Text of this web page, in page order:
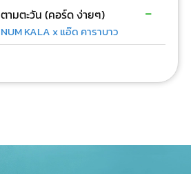
ตามตะวัน (คอร์ด ง่ายๆ)
NUM KALA x แอ๊ด คาราบาว
-